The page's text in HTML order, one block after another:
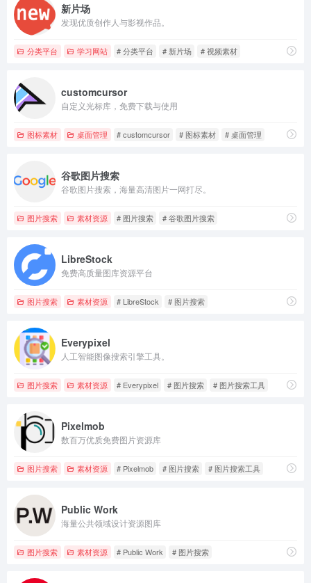
新片场
发现优质创作人与影视作品。
分类平台 学习网站 # 分类平台 # 新片场 # 视频素材
customcursor
自定义光标库，免费下载与使用
图标素材 桌面管理 # customcursor # 图标素材 # 桌面管理
谷歌图片搜索
谷歌图片搜索，海量高清图片一网打尽。
图片搜索 素材资源 # 图片搜索 # 谷歌图片搜索
LibreStock
免费高质量图库资源平台
图片搜索 素材资源 # LibreStock # 图片搜索
Everypixel
人工智能图像搜索引擎工具。
图片搜索 素材资源 # Everypixel # 图片搜索 # 图片搜索工具
Pixelmob
数百万优质免费图片资源库
图片搜索 素材资源 # Pixelmob # 图片搜索 # 图片搜索工具
Public Work
海量公共领域设计资源图库
图片搜索 素材资源 # Public Work # 图片搜索